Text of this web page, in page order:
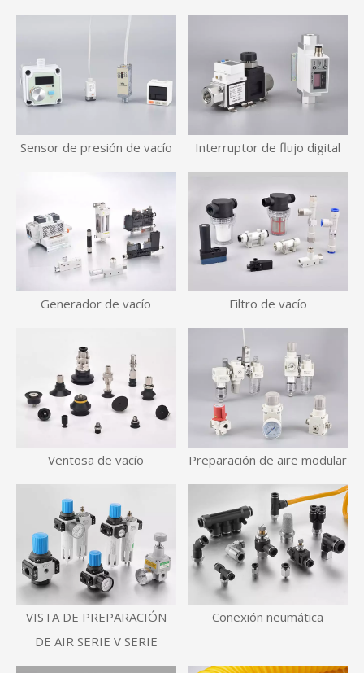
Sensor de presión de vacío Interruptor de flujo digital
Generador de vacío Filtro de vacío
Ventosa de vacío Preparación de aire modular
VISTA DE PREPARACIÓN
DE AIR SERIE V SERIE
Conexión neumática